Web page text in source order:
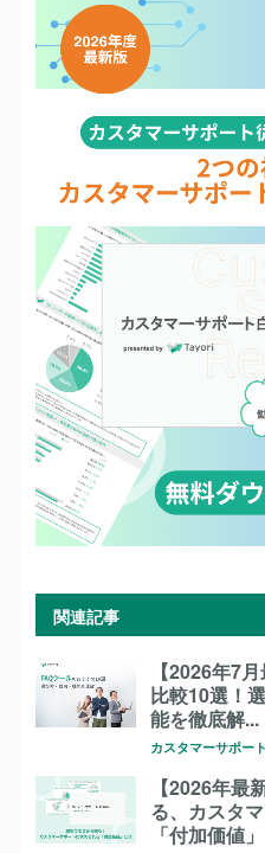
関連記事
【2026年7
比較10選！
能を徹底解...
カスタマーサポート
【2026年最
る、カスタ
「付加価値